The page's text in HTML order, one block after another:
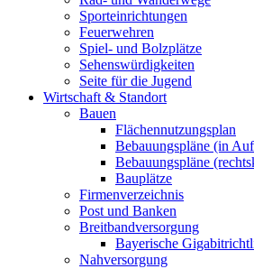
Sporteinrichtungen
Feuerwehren
Spiel- und Bolzplätze
Sehenswürdigkeiten
Seite für die Jugend
Wirtschaft & Standort
Bauen
Flächennutzungsplan
Bebauungspläne (in
Bebauungspläne
Bauplätze
Firmenverzeichnis
Post und Banken
Breitbandversorgung
Bayerische
Nahversorgung